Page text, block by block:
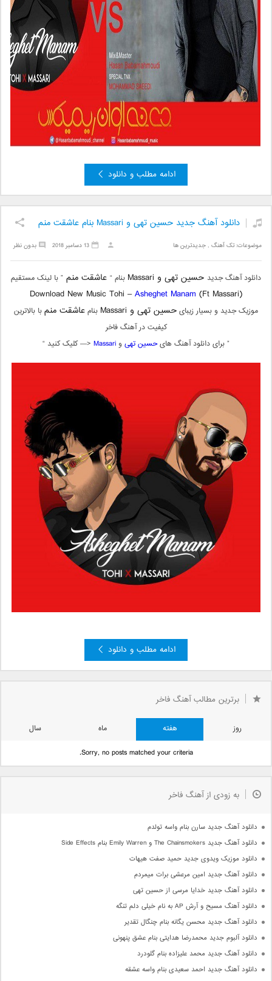
ادامه مطلب و دانلود
دانلود آهنگ جدید حسین تهی و Massari بنام عاشقت منم
موضوعات:تک آهنگ ,جدیدترین ها بدون نظر 13 دسامبر 2018
دانلود آهنگ جدید حسین تهی و Massari بنام “ عاشقت منم ” با لینک مستقیم
Download New Music Tohi –Asheghet Manam (Ft Massari)
موزیک جدید و بسیار زیبایحسین تهی و Massari بنامعاشقت منمبا بالاترین
کیفیت در آهنگ فاخر
” برای دانلود آهنگ هایحسین تهی وMassari <— کلیک کنید “
ادامه مطلب و دانلود
برترین مطالب آهنگ فاخر
روز هفته ماه
سال
Sorry, no posts matched your criteria.
به زودی از آهنگ فاخر
دانلود آهنگ جدید سارن بنام واسه تولدم
دانلود آهنگ جدید The Chainsmokers و Emily Warren بنام Side Effects
دانلود موزیک ویدوی جدید حمید صفت هیهات
دانلود آهنگ جدید امین مرعشی برات میمردم
دانلود آهنگ جدید خدایا مرسی از حسین تهی
دانلود آهنگ مسیح و آرش AP به نام خیلی دلم تنگه
دانلود آهنگ جدید محسن یگانه بنام چنگال تقدیر
دانلود آلبوم جدید محمدرضا هدایتی بنام عشق پنهونی
دانلود آهنگ جدید محمد علیزاده بنام گلودرد
دانلود آهنگ جدید احمد سعیدی بنام واسه عشقه